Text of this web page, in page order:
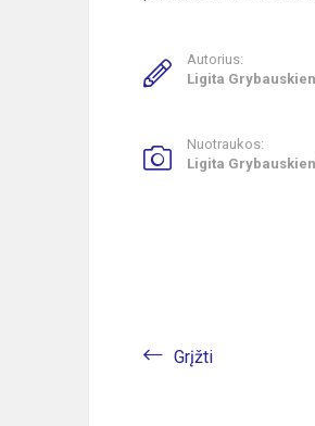
Autorius:
Ligita
Nuotraukos:
Ligita
Grįžti